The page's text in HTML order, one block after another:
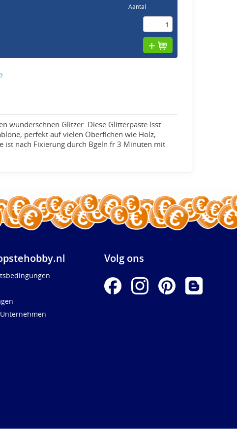
Aantal
wunderschnen Glitzer. Diese Glitterpaste lsst
perfekt auf vielen Oberflchen wie Holz,
ist nach Fixierung durch Bgeln fr 3 Minuten mit
Volg ons